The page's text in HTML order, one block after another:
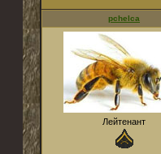
pchelca
Лейтенант